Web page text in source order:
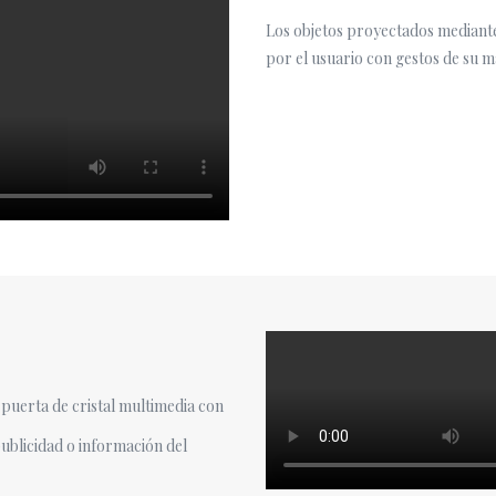
Los objetos proyectados
por el usuario con gestos de su
de cristal multimedia con
o información del